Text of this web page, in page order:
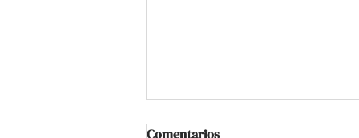
Comentarios